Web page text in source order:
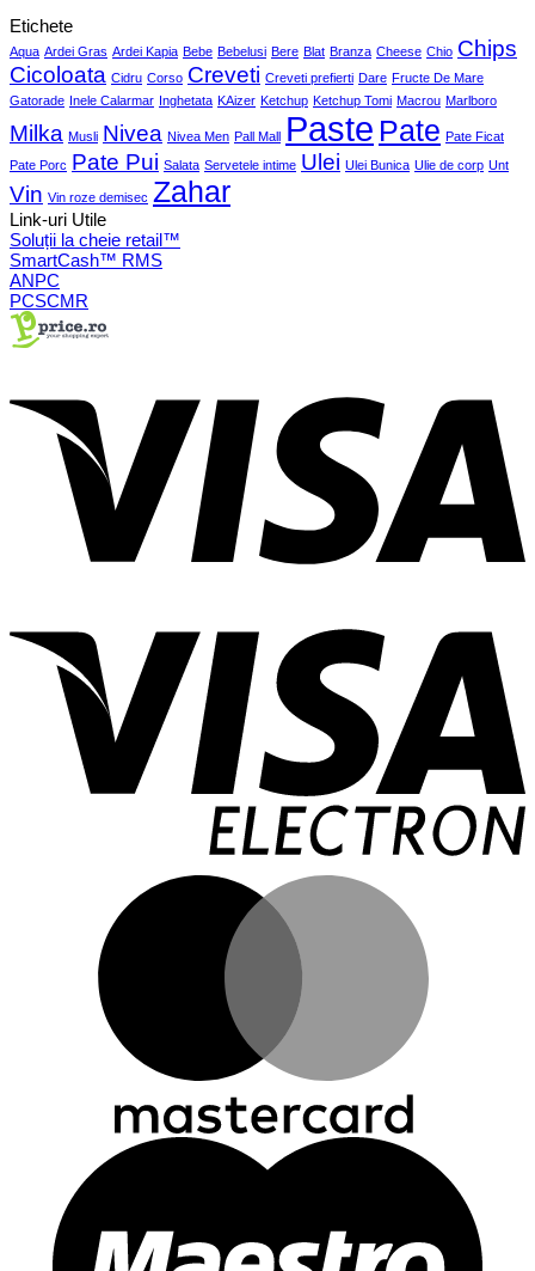
Etichete
Aqua Ardei Gras Ardei Kapia Bebe Bebelusi Bere Blat Branza Cheese Chio Chips
Cicoloata Cidru Corso Creveti Creveti prefierti Dare Fructe De Mare
Gatorade Inele Calarmar Inghetata KAizer Ketchup Ketchup Tomi Macrou Marlboro
Milka Musli Nivea Nivea Men Pall Mall Paste Pate Pate Ficat
Pate Porc Pate Pui Salata Servetele intime Ulei Ulei Bunica Ulie de corp Unt
Vin Vin roze demisec Zahar
Link-uri Utile
Soluții la cheie retail™
SmartCash™ RMS
ANPC
PCSCMR